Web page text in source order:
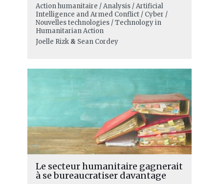
Action humanitaire / Analysis / Artificial
Intelligence and Armed Conflict / Cyber /
Nouvelles technologies / Technology in
Humanitarian Action
Joelle Rizk& Sean Cordey
Le secteur humanitaire gagnerait
à se bureaucratiser davantage